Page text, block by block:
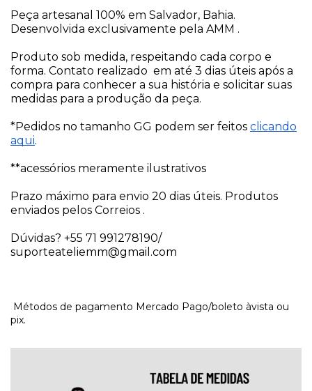
Peça artesanal 100% em Salvador, Bahia.
Desenvolvida exclusivamente pela AMM .
Produto sob medida, respeitando cada corpo e
forma. Contato realizado em até 3 dias úteis após a
compra para conhecer a sua história e solicitar suas
medidas para a produção da peça.
*Pedidos no tamanho GG podem ser feitos clicando
aqui.
**acessórios meramente ilustrativos
Prazo máximo para envio 20 dias úteis. Produtos
enviados pelos Correios .
Dúvidas? +55 71 991278190/
suporteateliemm@gmail.com
Métodos de pagamento Mercado Pago/boleto àvista ou
pix.